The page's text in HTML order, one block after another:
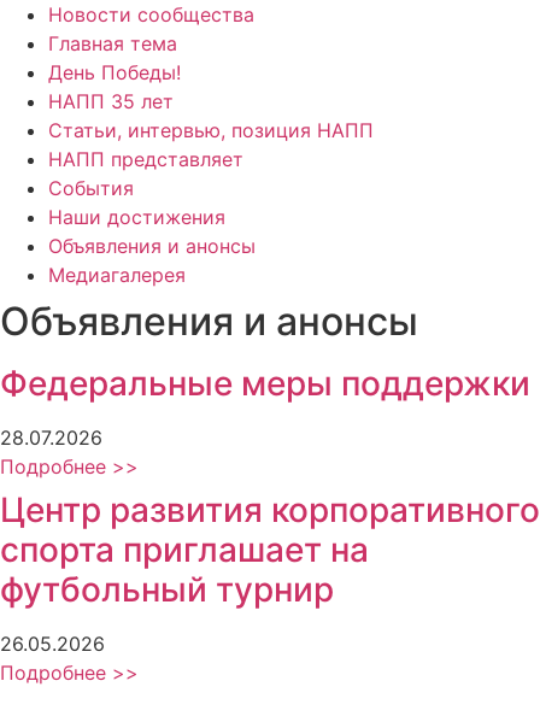
Новости сообщества
Главная тема
День Победы!
НАПП 35 лет
Статьи, интервью, позиция НАПП
НАПП представляет
События
Наши достижения
Объявления и анонсы
Медиагалерея
Объявления и анонсы
Федеральные меры поддержки
28.07.2026
Подробнее >>
Центр развития корпоративного
спорта приглашает на
футбольный турнир
26.05.2026
Подробнее >>